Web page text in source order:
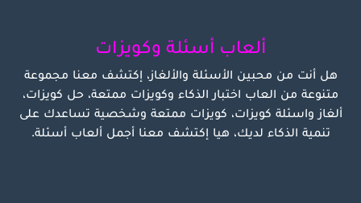
ألعاب أسئلة وكويزات
هل أنت من محبين الأسئلة والألغاز، إكتشف معنا مجموعة
متنوعة من العاب اختبار الذكاء وكويزات ممتعة، حل كويزات،
ألغاز واسئلة كويزات، كويزات ممتعة وشخصية تساعدك على
تنمية الذكاء لديك، هيا إكتشف معنا أجمل ألعاب أسئلة.